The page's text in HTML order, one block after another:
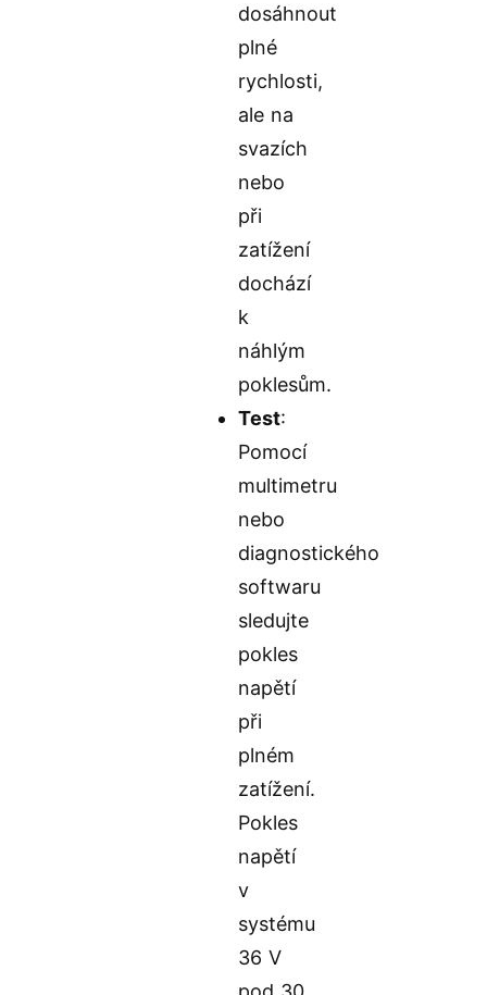
dosáhnout
plné
rychlosti,
ale na
svazích
nebo
při
zatížení
dochází
k
náhlým
poklesům.
Test:
Pomocí
multimetru
nebo
diagnostického
softwaru
sledujte
pokles
napětí
při
plném
zatížení.
Pokles
napětí
v
systému
36 V